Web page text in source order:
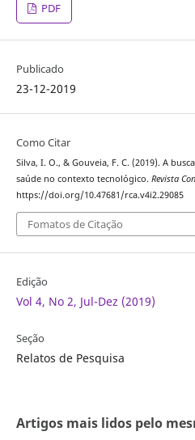
PDF
Publicado
23-12-2019
Como Citar
Silva, I. O., & Gouveia, F. C. (2019). A
saúde no contexto tecnológico. Revista
https://doi.org/10.47681/rca.v4i2.29085
Fomatos de Citação
Edição
Vol 4, No 2, Jul-Dez (2019)
Seção
Relatos de Pesquisa
Artigos mais lidos pelo